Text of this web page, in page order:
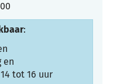
:
en
tot 16 uur